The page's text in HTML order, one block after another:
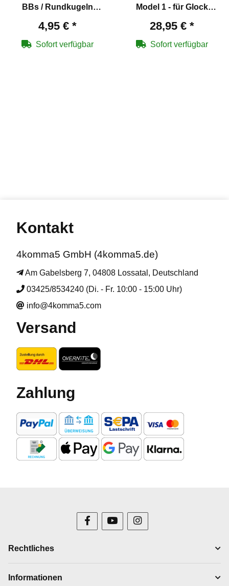
BBs / Rundkugeln
für Co2-Waffen
4,95 € *
Sofort verfügbar
Model 1 - für Glock
28,95 € *
Sofort verfügbar
Kontakt
4komma5 GmbH (4komma5.de)
Am Gabelsberg 7, 04808 Lossatal, Deutschland
03425/8534240 (Di. - Fr. 10:00 - 15:00 Uhr)
info@4komma5.com
Versand
Zahlung
Rechtliches
Informationen